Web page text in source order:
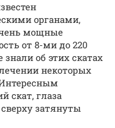
органами,
мощные
от 8-ми до 220
об этих скатах
некоторых
скат, глаза
затянуты